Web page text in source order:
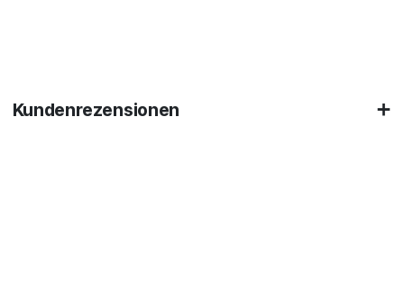
Kundenrezensionen